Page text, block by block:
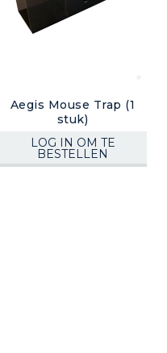
Aegis Mouse Trap (1
stuk)
LOG IN OM TE
BESTELLEN